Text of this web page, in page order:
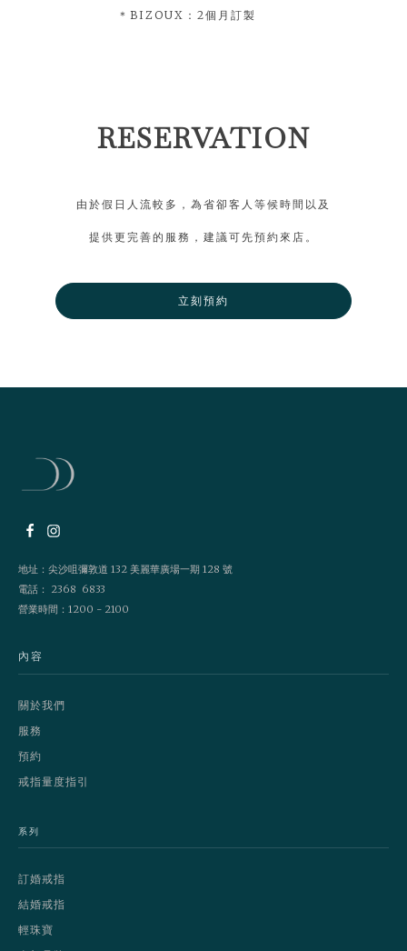
＊BIZOUX：2個月訂製
RESERVATION
由於假日人流較多，為省卻客人等候時間以及
提供更完善的服務，建議可先預約來店。
立刻預約
地址：尖沙咀彌敦道 132 美麗華廣場一期 128 號
電話： 2368 6833
營業時間：1200 - 2100
內容
關於我們
服務
預約
戒指量度指引
系列
訂婚戒指
結婚戒指
輕珠寶